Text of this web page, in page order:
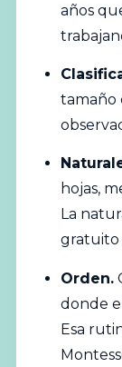
años
tamaño
hojas,
La
gratuito
Orden.
donde
Esa